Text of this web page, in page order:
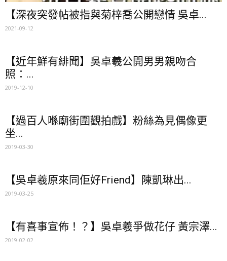
【深夜突發帖被指與菊梓喬公開戀情 吳卓...
2021-09-12
【近年鮮有緋聞】吳卓羲公開男男親吻合
照：...
2019-12-10
【過百人喺廟街圍觀拍戲】粉絲為見偶像更
坐...
2019-03-30
【吳卓羲原來同佢好Friend】陳凱琳出...
2019-03-25
【有喜事宣佈！？】吳卓羲爭做花仔 黃宗澤...
2019-02-02